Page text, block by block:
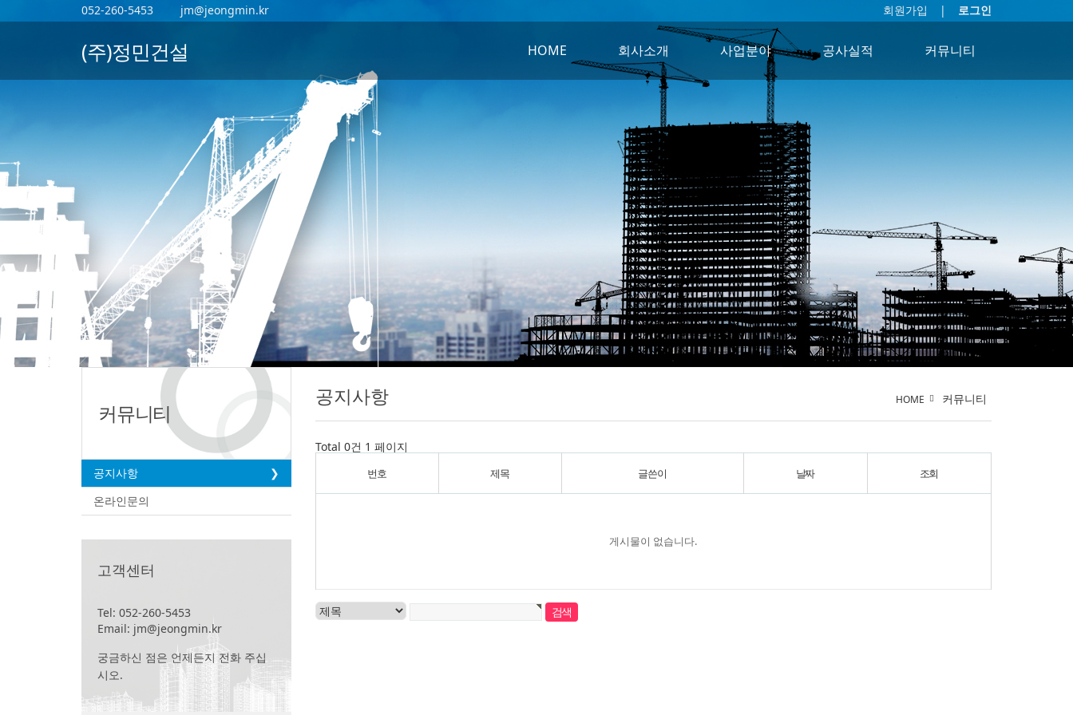
052-260-5453 jm@jeongmin.kr 회원가입 로그인
(주)정민건설 HOME 회사소개 사업분야 공사실적 커뮤니티
커뮤니티
공지사항
온라인문의
고객센터
Tel: 052-260-5453
Email: jm@jeongmin.kr
궁금하신 점은 언제든지 전화 주십
시오.
공지사항 HOME 커뮤니티
Total 0건 1 페이지
번호 제목 글쓴이 날짜 조회
게시물이 없습니다.